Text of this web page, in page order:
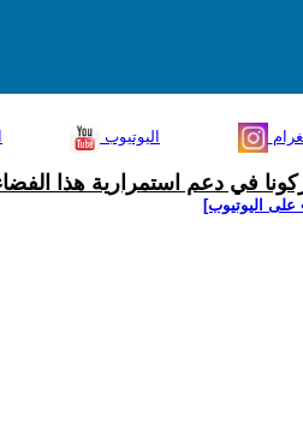
اليوتيوب
في دعم استمرارية هذا
اليوتيوب]